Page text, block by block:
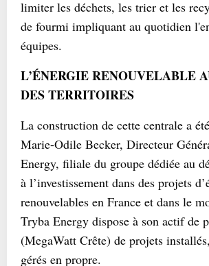
limiter les déchets, les trier et les
de fourmi impliquant au quotidien
équipes.
L’ÉNERGIE RENOUVELABLE
DES TERRITOIRES
La construction de cette centrale a
Marie-Odile Becker, Directeur
Energy, filiale du groupe dédiée au
à l’investissement dans des projets
renouvelables en France et dans le
Tryba Energy dispose à son actif de
(MegaWatt Crête) de projets
gérés en propre.